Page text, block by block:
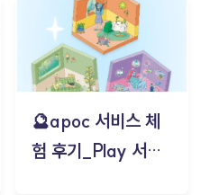
🔮apoc 서비스 체
험 후기_Play 서비